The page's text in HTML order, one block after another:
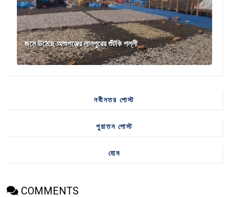
জমে উঠেছে আশুগঞ্জের লালপুরের শুঁটকি পল্লী
নবীনতর পোস্ট
পুরাতন পোস্ট
হোম
COMMENTS